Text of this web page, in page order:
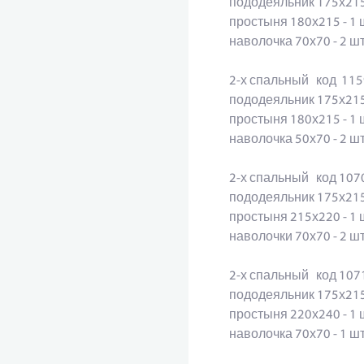
пододеяльник
простыня 180х215 - 1
наволочка 70х70 - 2
2-х спальный код
пододеяльник
простыня 180х215 - 1
наволочка 50х70 - 2
2-х спальный код
пододеяльник
простыня 215х220 - 1
наволочки 70х70 - 2
2-х спальный код
пододеяльник
простыня 220х240 - 1
наволочка 70х70 - 1